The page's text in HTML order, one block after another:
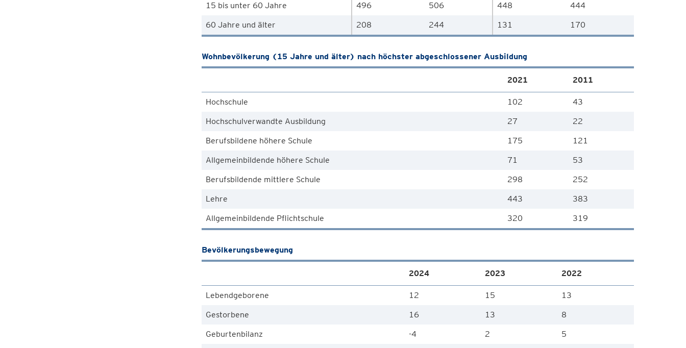
15 bis unter 60 Jahre
496 506 448
444
60 Jahre und älter
208 244 131 170
Wohnbevölkerung (15 Jahre und älter) nach höchster abgeschlossener Ausbildung
2021 2011
Hochschule 102
43
Hochschulverwandte Ausbildung
27
22
Berufsbildene höhere Schule
175
121
Allgemeinbildende höhere Schule
71
53
Berufsbildende mittlere Schule
298
252
Lehre
443
383
Allgemeinbildende Pflichtschule
320 319
Bevölkerungsbewegung
2024 2023 2022
Lebendgeborene 12 15
13
Gestorbene
16 13
8
Geburtenbilanz
-4 2
5